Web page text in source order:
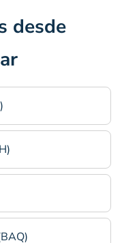
desde